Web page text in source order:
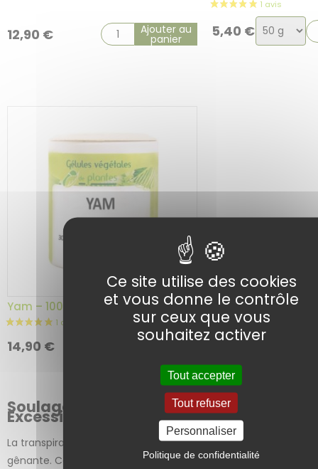
Soulager Naturellement la Sueur
Excessive avec les Plantes
La transpiration excessive peut être inconfortable et
gênante. Certaines plantes médicinales possèdent des
12,90 € Ajouter au
panier 5,40 €Choix
de
Yam – 100 gélules
14,90 € Ajouter au
Ce site utilise des cookies
et vous donne le contrôle
sur ceux que vous
souhaitez activer
Tout accepter
Tout refuser
Personnaliser
Politique de confidentialité